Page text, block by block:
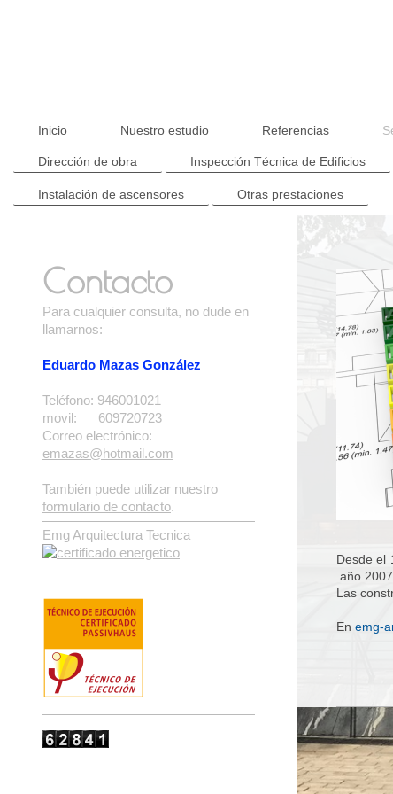
Inicio Nuestro estudio Referencias
Dirección de obra Inspección Técnica de Edificios
Instalación de ascensores Otras prestaciones
Desde el
año
Las
En emg-
Contacto
Para cualquier consulta, no dude en
llamarnos:
Eduardo Mazas González
Teléfono: 946001021
movil: 609720723
Correo electrónico:
emazas@hotmail.com
También puede utilizar nuestro
formulario de contacto.
Emg Arquitectura Tecnica